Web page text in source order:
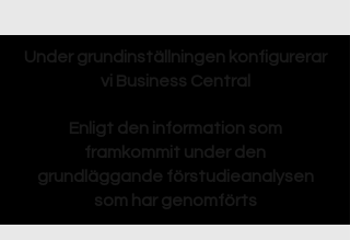
Under grundinställningen konfigurerar
vi Business Central
Enligt den information som
framkommit under den
grundläggande förstudieanalysen
som har genomförts